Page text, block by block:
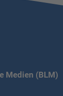
Medien (BLM)